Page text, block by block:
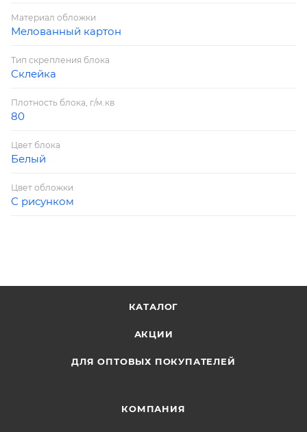
Материал обложки
Мелованный картон
Тип скрепления блока
Склейка
Плотность блока, г/м.кв
80
Цвет блока
Белый
Цвет обложки
С рисунком
КАТАЛОГ
АКЦИИ
ДЛЯ ОПТОВЫХ ПОКУПАТЕЛЕЙ
КОМПАНИЯ